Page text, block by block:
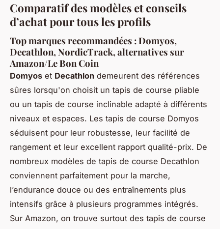
Comparatif des modèles et conseils
d’achat pour tous les profils
Top marques recommandées : Domyos,
Decathlon, NordicTrack, alternatives sur
Amazon/Le Bon Coin
Domyos et Decathlon demeurent des références
sûres lorsqu'on choisit un tapis de course pliable
ou un tapis de course inclinable adapté à différents
niveaux et espaces. Les tapis de course Domyos
séduisent pour leur robustesse, leur facilité de
rangement et leur excellent rapport qualité-prix. De
nombreux modèles de tapis de course Decathlon
conviennent parfaitement pour la marche,
l’endurance douce ou des entraînements plus
intensifs grâce à plusieurs programmes intégrés.
Sur Amazon, on trouve surtout des tapis de course